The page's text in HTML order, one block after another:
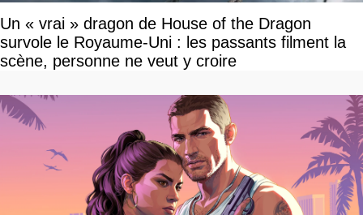
Un « vrai » dragon de House of the Dragon
survole le Royaume-Uni : les passants filment la
scène, personne ne veut y croire